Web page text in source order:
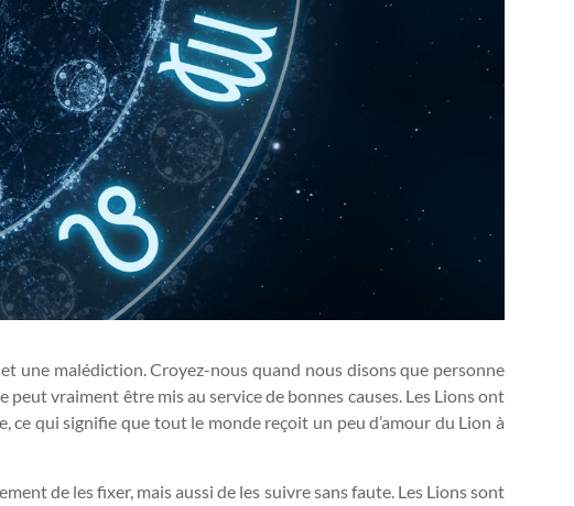
une malédiction. Croyez-nous quand nous disons que personne
peut vraiment être mis au service de bonnes causes. Les Lions ont
qui signifie que tout le monde reçoit un peu d’amour du Lion à
de les fixer, mais aussi de les suivre sans faute. Les Lions sont